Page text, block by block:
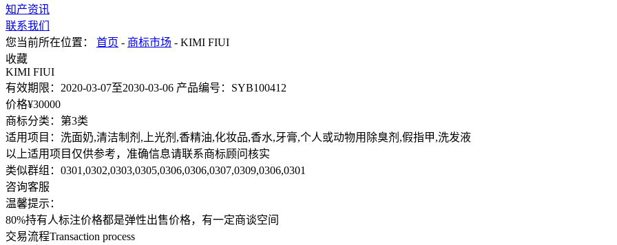
知产资讯
联系我们
您当前所在位置： 首页 - 商标市场 - KIMI FIUI
收藏
KIMI FIUI
有效期限： 2020-03-07至2030-03-06 产品编号： SYB100412
价格¥30000
商标分类： 第3类
适用项目： 洗面奶,清洁制剂,上光剂,香精油,化妆品,香水,牙膏,个人或动物用除臭剂,假指甲,洗发液
以上适用项目仅供参考，准确信息请联系商标顾问核实
类似群组： 0301,0302,0303,0305,0306,0306,0307,0309,0306,0301
咨询客服
温馨提示：
80%持有人标注价格都是弹性出售价格，有一定商谈空间
交易流程Transaction process